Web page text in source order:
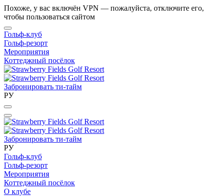
Похоже, у вас включён VPN — пожалуйста, отключите его,
чтобы пользоваться сайтом
Гольф-клуб
Гольф-резорт
Мероприятия
Коттеджный посёлок
Забронировать ти-тайм
РУ
Забронировать ти-тайм
РУ
Гольф-клуб
Гольф-резорт
Мероприятия
Коттеджный посёлок
О клубе